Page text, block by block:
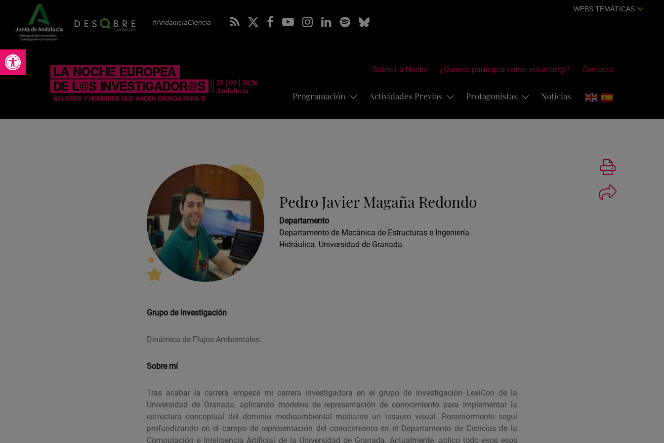
Abrir barra de herramientas
#AndalucíaCiencia
WEBS TEMÁTICAS
Sobre La Noche ¿Quieres participar como voluntari@? Contacto
Programación Actividades Previas Protagonistas Noticias
Pedro Javier Magaña Redondo
Departamento
Departamento de Mecánica de Estructuras e Ingeniería
Hidráulica. Universidad de Granada.
Grupo de investigación
Dinámica de Flujos Ambientales.
Sobre mí
Tras acabar la carrera empecé mi carrera investigadora en el grupo de investigación LexiCon de la
Universidad de Granada, aplicando modelos de representación de conocimiento para implementar la
estructura conceptual del dominio medioambiental mediante un tesauro visual. Posteriormente seguí
profundizando en el campo de representación del conocimiento en el Departamento de Ciencias de la
Computación e Inteligencia Artificial de la Universidad de Granada. Actualmente, aplico todo esos esos